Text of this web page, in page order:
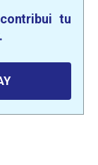
tu